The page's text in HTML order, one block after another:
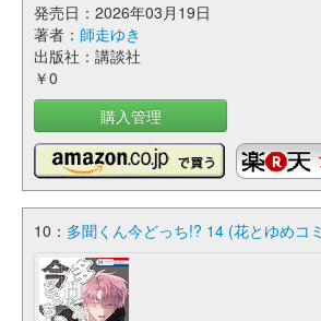
発売日：2026年03月19日
著者： 師走ゆき
出版社：講談社
￥0
購入管理
10： 多聞くん今どっち!? 14 (花とゆめコ